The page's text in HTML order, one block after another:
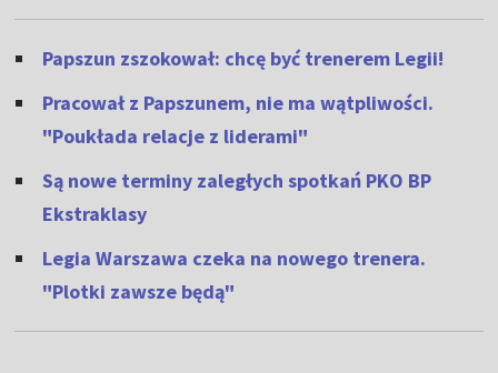
Papszun zszokował: chcę być trenerem Legii!
Pracował z Papszunem, nie ma wątpliwości.
"Poukłada relacje z liderami"
Są nowe terminy zaległych spotkań PKO BP
Ekstraklasy
Legia Warszawa czeka na nowego trenera.
"Plotki zawsze będą"